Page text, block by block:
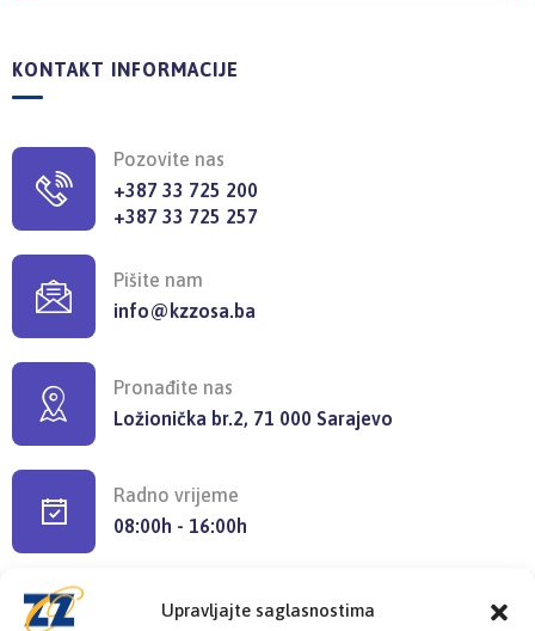
Upravljajte saglasnostima
KONTAKT INFORMACIJE
Pozovite nas
+387 33 725 200
+387 33 725 257
Pišite nam
info@kzzosa.ba
Pronađite nas
Ložionička br.2, 71 000 Sarajevo
Radno vrijeme
08:00h - 16:00h